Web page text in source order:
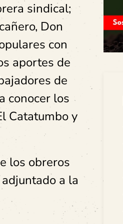
sindical;
Don
con
aportes de
de
conocer los
Catatumbo y
los obreros
a la